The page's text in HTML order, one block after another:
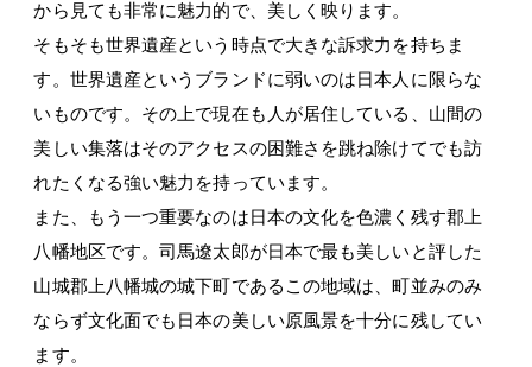
から見ても非常に魅力的で、美しく映ります。
そもそも世界遺産という時点で大きな訴求力を持ちま
す。世界遺産というブランドに弱いのは日本人に限らな
いものです。その上で現在も人が居住している、山間の
美しい集落はそのアクセスの困難さを跳ね除けてでも訪
れたくなる強い魅力を持っています。
また、もう一つ重要なのは日本の文化を色濃く残す郡上
八幡地区です。司馬遼太郎が日本で最も美しいと評した
山城郡上八幡城の城下町であるこの地域は、町並みのみ
ならず文化面でも日本の美しい原風景を十分に残してい
ます。